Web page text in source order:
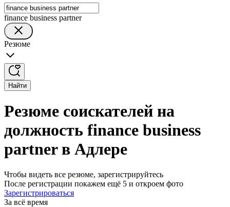
finance business partner
Резюме
Найти
Резюме соискателей на
должность finance business
partner в Адлере
Чтобы видеть все резюме, зарегистрируйтесь
После регистрации покажем ещё 5 и откроем фото
Зарегистрироваться
За всё время